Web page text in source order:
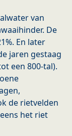
van
De
En later
jaren gestaag
een 800-tal).
de rietvelden
het riet